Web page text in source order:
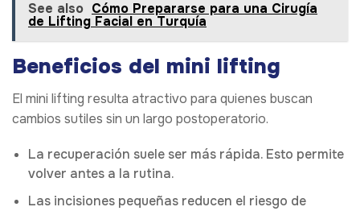
See also Cómo Prepararse para una Cirugía
de Lifting Facial en Turquía
Beneficios del mini lifting
El mini lifting resulta atractivo para quienes buscan
cambios sutiles sin un largo postoperatorio.
La recuperación suele ser más rápida. Esto permite
volver antes a la rutina.
Las incisiones pequeñas reducen el riesgo de